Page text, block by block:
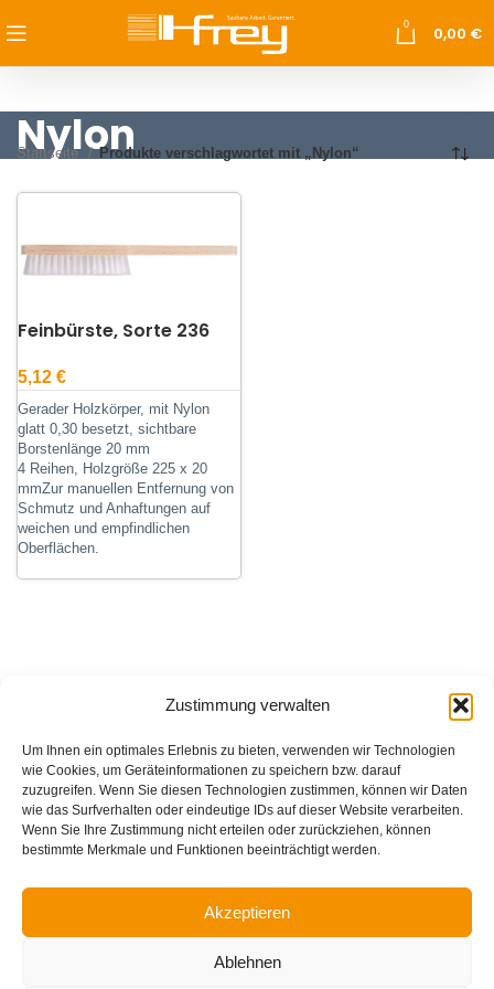
Zustimmung verwalten
Um Ihnen ein optimales Erlebnis zu bieten, verwenden wir Technologien
wie Cookies, um Geräteinformationen zu speichern bzw. darauf
zuzugreifen. Wenn Sie diesen Technologien zustimmen, können wir Daten
wie das Surfverhalten oder eindeutige IDs auf dieser Website verarbeiten.
Wenn Sie Ihre Zustimmung nicht erteilen oder zurückziehen, können
bestimmte Merkmale und Funktionen beeinträchtigt werden.
Akzeptieren
Ablehnen
0 0,00 €
Nylon
Startseite Produkte verschlagwortet mit „Nylon“
Feinbürste, Sorte 236
5,12 €
Gerader Holzkörper, mit Nylon
glatt 0,30 besetzt, sichtbare
Borstenlänge 20 mm
4 Reihen, Holzgröße 225 x 20
mmZur manuellen Entfernung von
Schmutz und Anhaftungen auf
weichen und empfindlichen
Oberflächen.
Datenschutzerklärung